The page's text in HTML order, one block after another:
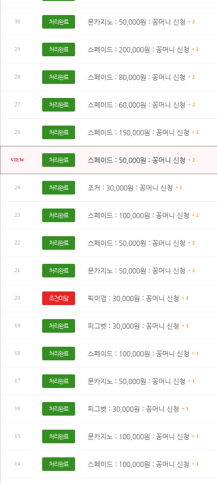
30 처리완료 문카지노 : 50,000원 : 꽁머니 신청 + 2
29 처리완료 스페이드 : 200,000원 : 꽁머니 신청 + 2
28 처리완료 스페이드 : 80,000원 : 꽁머니 신청 + 2
27 처리완료 스페이드 : 60,000원 : 꽁머니 신청 + 2
26 처리완료 스페이드 : 150,000원 : 꽁머니 신청 + 2
VIEW 처리완료 스페이드 : 50,000원 : 꽁머니 신청 + 2
24 처리완료 조커 : 30,000원 : 꽁머니 신청 + 1
23 처리완료 스페이드 : 100,000원 : 꽁머니 신청 + 2
22 처리완료 스페이드 : 50,000원 : 꽁머니 신청 + 2
21 처리완료 문카지노 : 50,000원 : 꽁머니 신청 + 2
20 조건미달 픽미업 : 30,000원 : 꽁머니 신청 + 1
19 처리완료 피그벳 : 30,000원 : 꽁머니 신청 + 1
18 처리완료 스페이드 : 100,000원 : 꽁머니 신청 + 1
17 처리완료 문카지노 : 50,000원 : 꽁머니 신청 + 1
16 처리완료 피그벳 : 30,000원 : 꽁머니 신청 + 1
15 처리완료 문카지노 : 100,000원 : 꽁머니 신청 + 1
14 처리완료 스페이드 : 100,000원 : 꽁머니 신청 + 1